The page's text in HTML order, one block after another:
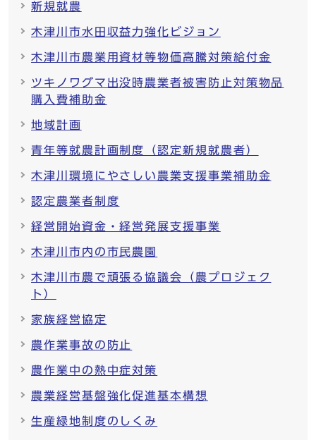
新規就農
木津川市水田収益力強化ビジョン
木津川市農業用資材等物価高騰対策給付金
ツキノワグマ出没時農業者被害防止対策物品
購入費補助金
地域計画
青年等就農計画制度（認定新規就農者）
木津川環境にやさしい農業支援事業補助金
認定農業者制度
経営開始資金・経営発展支援事業
木津川市内の市民農園
木津川市農で頑張る協議会（農プロジェク
ト）
家族経営協定
農作業事故の防止
農作業中の熱中症対策
農業経営基盤強化促進基本構想
生産緑地制度のしくみ